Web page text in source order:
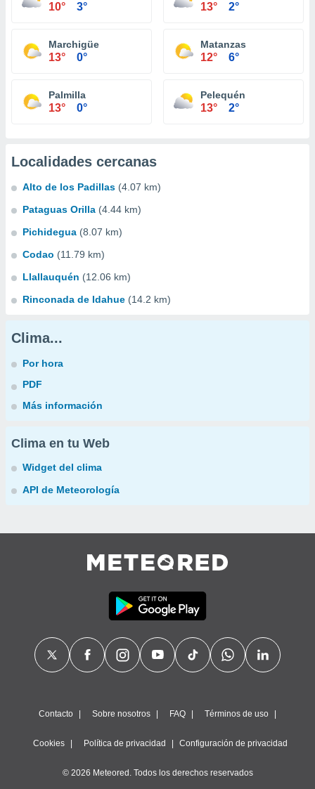
10° 3° 13° 2°
Marchigüe
13° 0°
Matanzas
12° 6°
Palmilla
13° 0°
Pelequén
13° 2°
Localidades cercanas
Alto de los Padillas (4.07 km)
Pataguas Orilla (4.44 km)
Pichidegua (8.07 km)
Codao (11.79 km)
Llallauquén (12.06 km)
Rinconada de Idahue (14.2 km)
Clima...
Por hora
PDF
Más información
Clima en tu Web
Widget del clima
API de Meteorología
Contacto Sobre nosotros FAQ Términos de uso
Cookies Política de privacidad Configuración de privacidad
© 2026 Meteored. Todos los derechos reservados